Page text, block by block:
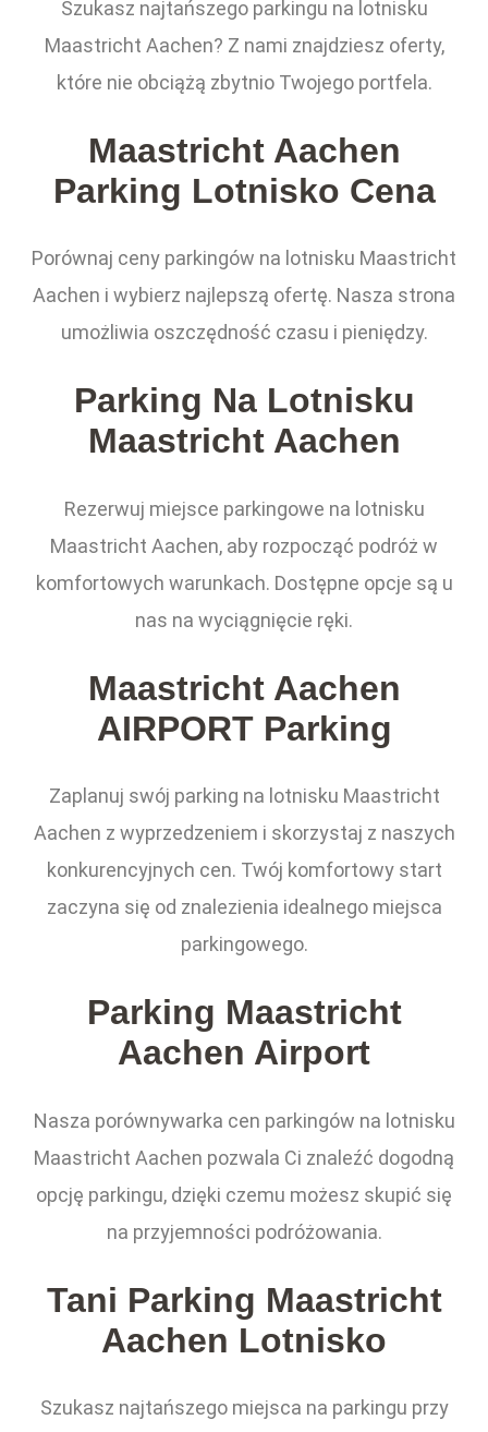
Szukasz najtańszego parkingu na lotnisku
Maastricht Aachen? Z nami znajdziesz oferty,
które nie obciążą zbytnio Twojego portfela.
Maastricht Aachen
Parking Lotnisko Cena
Porównaj ceny parkingów na lotnisku Maastricht
Aachen i wybierz najlepszą ofertę. Nasza strona
umożliwia oszczędność czasu i pieniędzy.
Parking Na Lotnisku
Maastricht Aachen
Rezerwuj miejsce parkingowe na lotnisku
Maastricht Aachen, aby rozpocząć podróż w
komfortowych warunkach. Dostępne opcje są u
nas na wyciągnięcie ręki.
Maastricht Aachen
AIRPORT Parking
Zaplanuj swój parking na lotnisku Maastricht
Aachen z wyprzedzeniem i skorzystaj z naszych
konkurencyjnych cen. Twój komfortowy start
zaczyna się od znalezienia idealnego miejsca
parkingowego.
Parking Maastricht
Aachen Airport
Nasza porównywarka cen parkingów na lotnisku
Maastricht Aachen pozwala Ci znaleźć dogodną
opcję parkingu, dzięki czemu możesz skupić się
na przyjemności podróżowania.
Tani Parking Maastricht
Aachen Lotnisko
Szukasz najtańszego miejsca na parkingu przy